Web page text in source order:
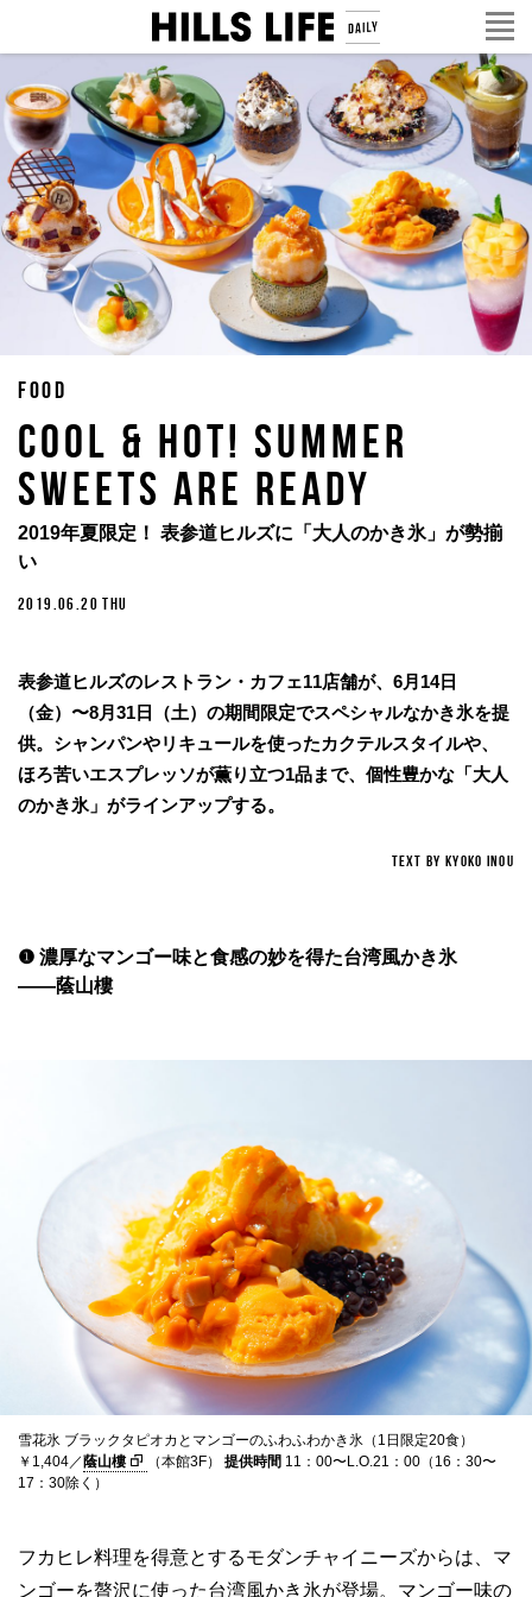
FOOD
COOL & HOT! SUMMER
SWEETS ARE READY
2019年夏限定！ 表参道ヒルズに「大人のかき氷」が勢揃
い
2019.06.20 THU
表参道ヒルズのレストラン・カフェ11店舗が、6月14日
（金）〜8月31日（土）の期間限定でスペシャルなかき氷を提
供。シャンパンやリキュールを使ったカクテルスタイルや、
ほろ苦いエスプレッソが薫り立つ1品まで、個性豊かな「大人
のかき氷」がラインアップする。
TEXT BY KYOKO INOU
❶ 濃厚なマンゴー味と食感の妙を得た台湾風かき氷
——蔭山樓
雪花氷 ブラックタピオカとマンゴーのふわふわかき氷（1日限定20食）
￥1,404／蔭山樓 （本館3F） 提供時間 11：00〜L.O.21：00（16：30〜
17：30除く）
フカヒレ料理を得意とするモダンチャイニーズからは、マ
ンゴーを贅沢に使った台湾風かき氷が登場。マンゴー味の